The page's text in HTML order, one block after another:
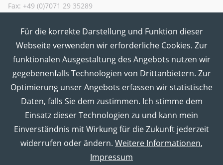
Fax: +49 (0)7071 29 35289
MUT in den Sozialen Medien
Für die korrekte Darstellung und Funktion dieser
Webseite verwenden wir erforderliche Cookies. Zur
funktionalen Ausgestaltung des Angebots nutzen wir
gegebenenfalls Technologien von Drittanbietern. Zur
Optimierung unser Angebots erfassen wir statistische
Daten, falls Sie dem zustimmen. Ich stimme dem
Einsatz dieser Technologien zu und kann mein
Einverständnis mit Wirkung für die Zukunft jederzeit
widerrufen oder ändern. Weitere Informationen,
Impressum